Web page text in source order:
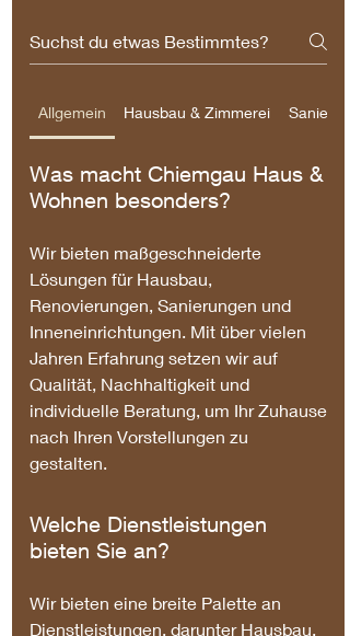
Allgemein Hausbau & Zimmerei Sanieren
Was macht Chiemgau Haus &
Wohnen besonders?
Wir bieten maßgeschneiderte
Lösungen für Hausbau,
Renovierungen, Sanierungen und
Inneneinrichtungen. Mit über vielen
Jahren Erfahrung setzen wir auf
Qualität, Nachhaltigkeit und
individuelle Beratung, um Ihr Zuhause
nach Ihren Vorstellungen zu
gestalten.
Welche Dienstleistungen
bieten Sie an?
Wir bieten eine breite Palette an
Dienstleistungen, darunter Hausbau,